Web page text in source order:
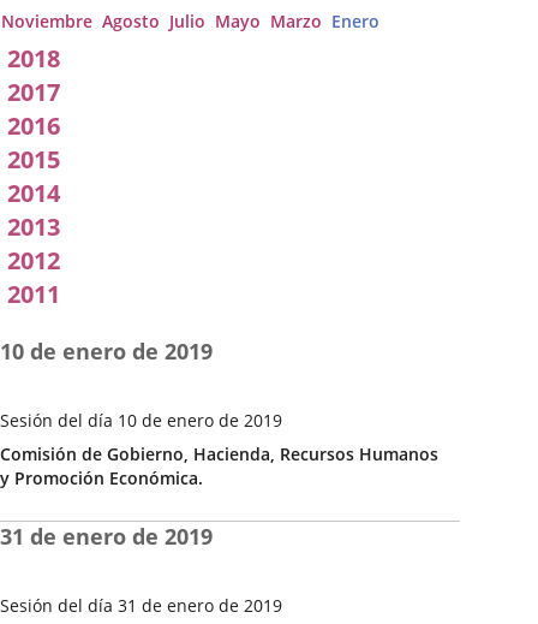
Noviembre Agosto Julio Mayo Marzo Enero
2018
2017
2016
2015
2014
2013
2012
2011
Sesión del día 10 de enero de 2019
Fecha
de
la
10 de enero de 2019
Categoría
Comisión de Gobierno, Hacienda, Recursos Humanos
y Promoción Económica.
Sesión del día 31 de enero de 2019
31 de enero de 2019